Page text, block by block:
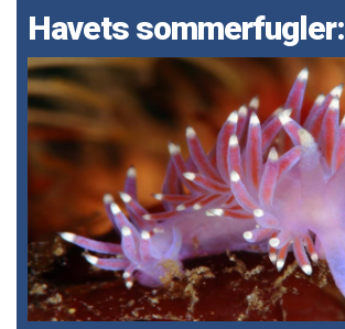
Havets sommerfugler: